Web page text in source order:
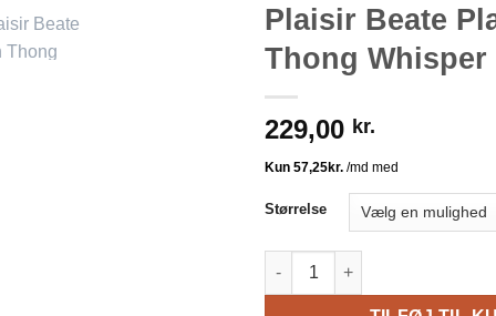
Plaisir Beate
Thong Whisper
229,00 kr.
Størrelse
Plaisir Beate Plain Thong